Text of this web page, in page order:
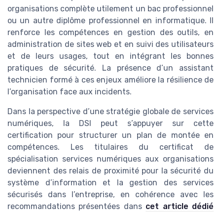
organisations complète utilement un bac professionnel
ou un autre diplôme professionnel en informatique. Il
renforce les compétences en gestion des outils, en
administration de sites web et en suivi des utilisateurs
et de leurs usages, tout en intégrant les bonnes
pratiques de sécurité. La présence d’un assistant
technicien formé à ces enjeux améliore la résilience de
l’organisation face aux incidents.
Dans la perspective d’une stratégie globale de services
numériques, la DSI peut s’appuyer sur cette
certification pour structurer un plan de montée en
compétences. Les titulaires du certificat de
spécialisation services numériques aux organisations
deviennent des relais de proximité pour la sécurité du
système d’information et la gestion des services
sécurisés dans l’entreprise, en cohérence avec les
recommandations présentées dans cet article dédié